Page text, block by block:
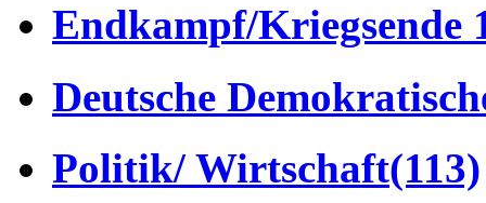
Endkampf/Kriegsende
Deutsche
Politik/ Wirtschaft(113)